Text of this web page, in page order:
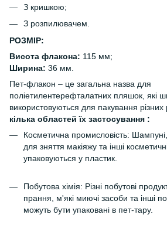
З кришкою;
З розпилювачем.
РОЗМІР:
Висота флакона: 115 мм;
Ширина: 36 мм.
Пет-флакон – це загальна назва для
поліетилентерефталатних пляшок, які
використовуються для пакування різних
кілька областей їх застосування :
Косметична промисловість:
для зняття макіяжу та інші
упаковуються у пластик.
Побутова хімія: Різні побутові
прання, м'які миючі засоби та інші
можуть бути упаковані в пет-тару.